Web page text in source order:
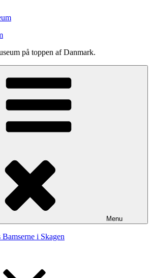
på toppen af Danmark.
Menu
i Skagen